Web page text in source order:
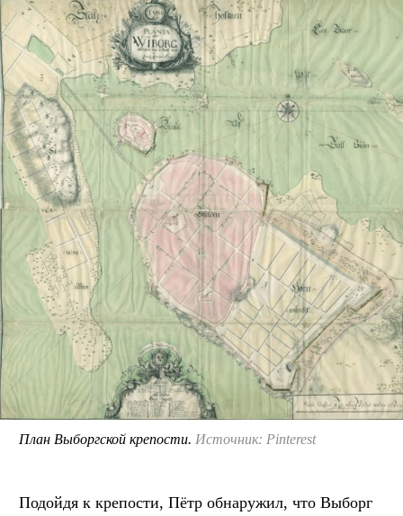
План Выборгской крепости. Источник: Pinterest
Подойдя к крепости, Пётр обнаружил, что Выборг